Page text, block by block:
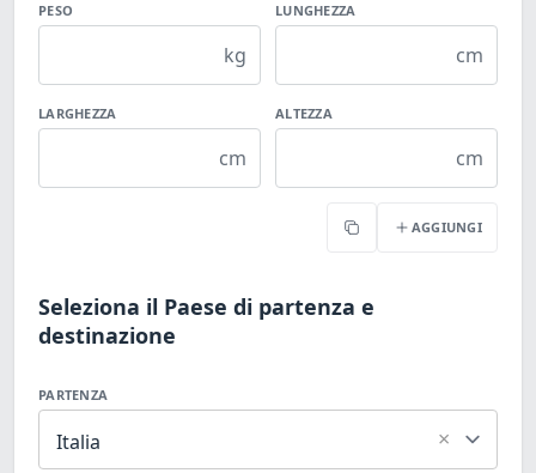
PESO
kg
LUNGHEZZA
cm
LARGHEZZA
cm
ALTEZZA
cm
Copia AGGIUNGI
Seleziona il Paese di partenza e
destinazione
PARTENZA
Italia ×